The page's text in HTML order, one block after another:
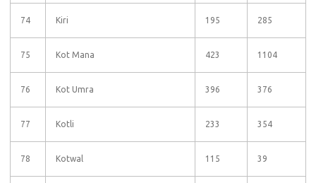
74 Kiri 195 285
75 Kot Mana 423 1104
76 Kot Umra 396 376
77 Kotli 233 354
78 Kotwal 115 39